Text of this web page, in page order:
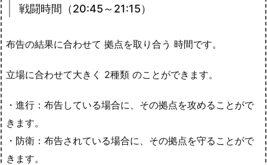
戦闘時間（20:45～21:15）
布告の結果に合わせて 拠点を取り合う 時間です。
立場に合わせて大きく 2種類 のことができます。
・進行：布告している場合に、その拠点を攻めることがで
きます。
・防衛：布告されている場合に、その拠点を守ることがで
きます。